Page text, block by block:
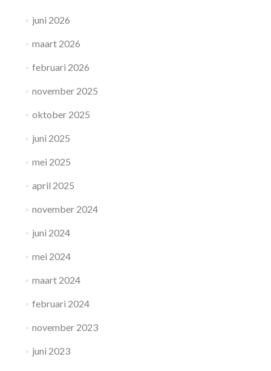
juni 2026
maart 2026
februari 2026
november 2025
oktober 2025
juni 2025
mei 2025
april 2025
november 2024
juni 2024
mei 2024
maart 2024
februari 2024
november 2023
juni 2023